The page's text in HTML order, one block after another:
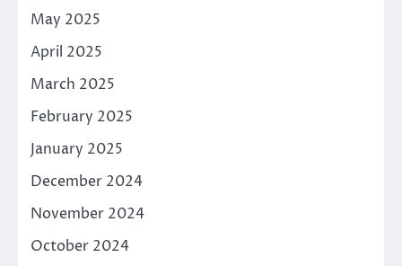
May 2025
April 2025
March 2025
February 2025
January 2025
December 2024
November 2024
October 2024